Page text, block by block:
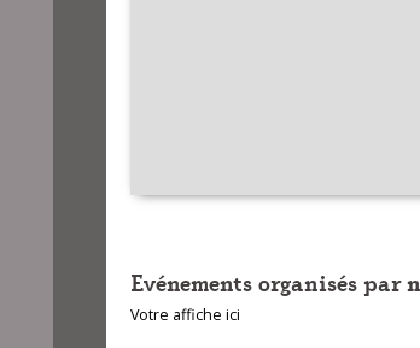
Evénements organisés par
Votre affiche ici